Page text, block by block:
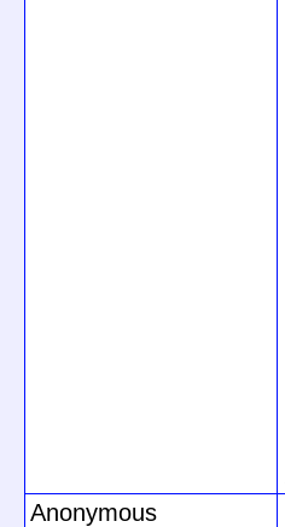
Anonymous